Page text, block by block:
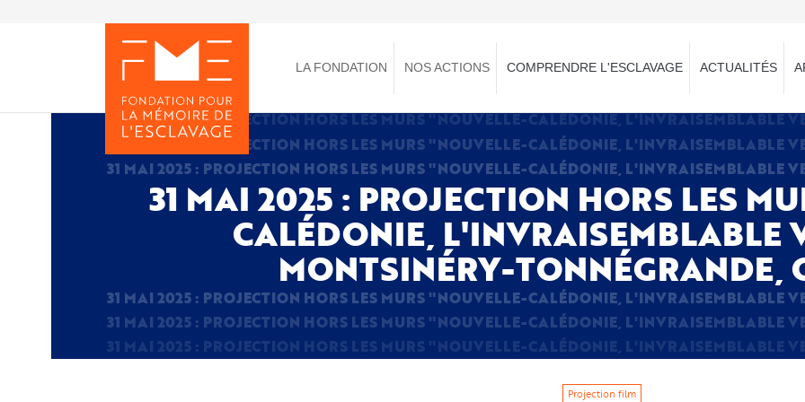
Toggle
menu
LA FONDATION NOS ACTIONS COMPRENDRE L'ESCLAVAGE ACTUALITÉS
31 MAI 2025 : PROJECTION HORS LES
CALÉDONIE, L'INVRAISEMBLABLE
MONTSINÉRY-TONNÉGRANDE,
Projection film